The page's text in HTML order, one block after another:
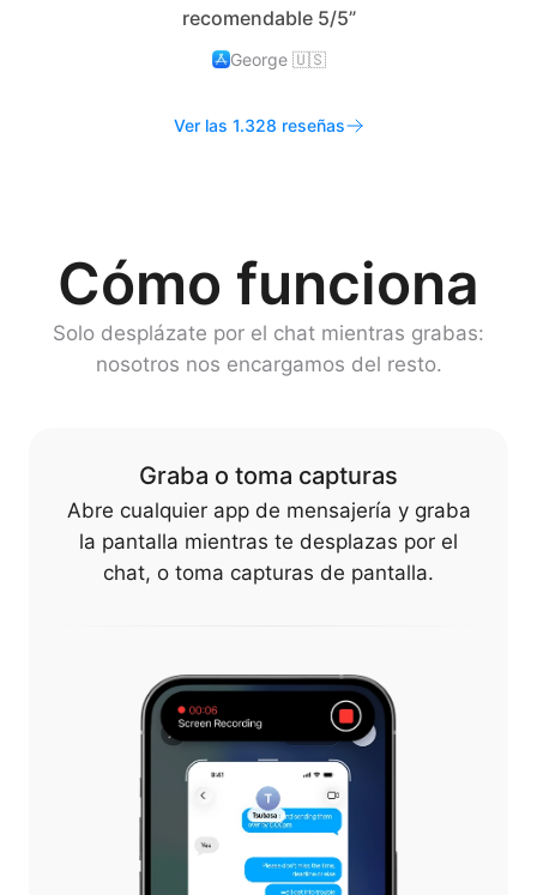
recomendable 5/5”
George 🇺🇸
Ver las 1.328 reseñas
Cómo funciona
Solo desplázate por el chat mientras grabas:
nosotros nos encargamos del resto.
Graba o toma capturas
Abre cualquier app de mensajería y graba
la pantalla mientras te desplazas por el
chat, o toma capturas de pantalla.